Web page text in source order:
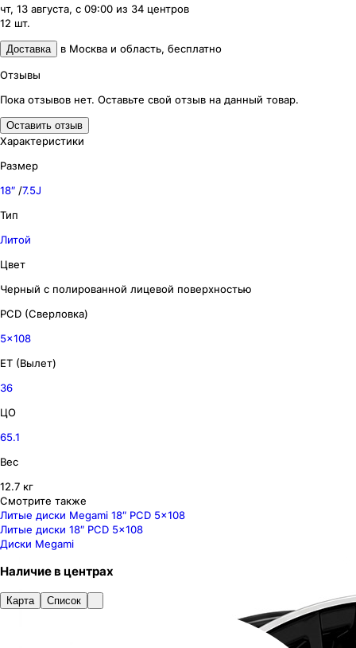
чт, 13 августа, с 09:00 из 34 центров
12 шт.
Доставка в Москва и область, бесплатно
Отзывы
Пока отзывов нет. Оставьте свой отзыв на данный товар.
Оставить отзыв
Характеристики
Размер
18″ /7.5J
Тип
Литой
Цвет
Черный с полированной лицевой поверхностью
PCD (Сверловка)
5x108
ET (Вылет)
36
ЦО
65.1
Вес
12.7 кг
Смотрите также
Литые диски Megami 18″ PCD 5x108
Литые диски 18″ PCD 5x108
Диски Megami
Наличиев центрах
Карта Список